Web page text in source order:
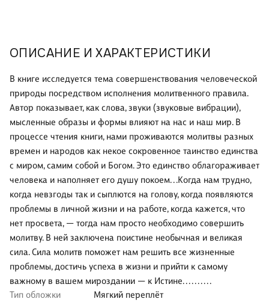
ОПИСАНИЕ И ХАРАКТЕРИСТИКИ
В книге исследуется тема совершенствования человеческой
природы посредством исполнения молитвенного правила.
Автор показывает, как слова, звуки (звуковые вибрации),
мысленные образы и формы влияют на нас и наш мир. В
процессе чтения книги, нами проживаются молитвы разных
времен и народов как некое сокровенное таинство единства
с миром, самим собой и Богом. Это единство облагораживает
человека и наполняет его душу покоем. . .Когда нам трудно,
когда невзгоды так и сыплются на голову, когда появляются
проблемы в личной жизни и на работе, когда кажется, что
нет просвета, — тогда нам просто необходимо совершить
молитву. В ней заключена поистине необычная и великая
сила. Сила молитв поможет нам решить все жизненные
проблемы, достичь успеха в жизни и прийти к самому
важному в вашем мироздании — к Истине. . . . . . . . . .
Тип обложки
Мягкий переплёт